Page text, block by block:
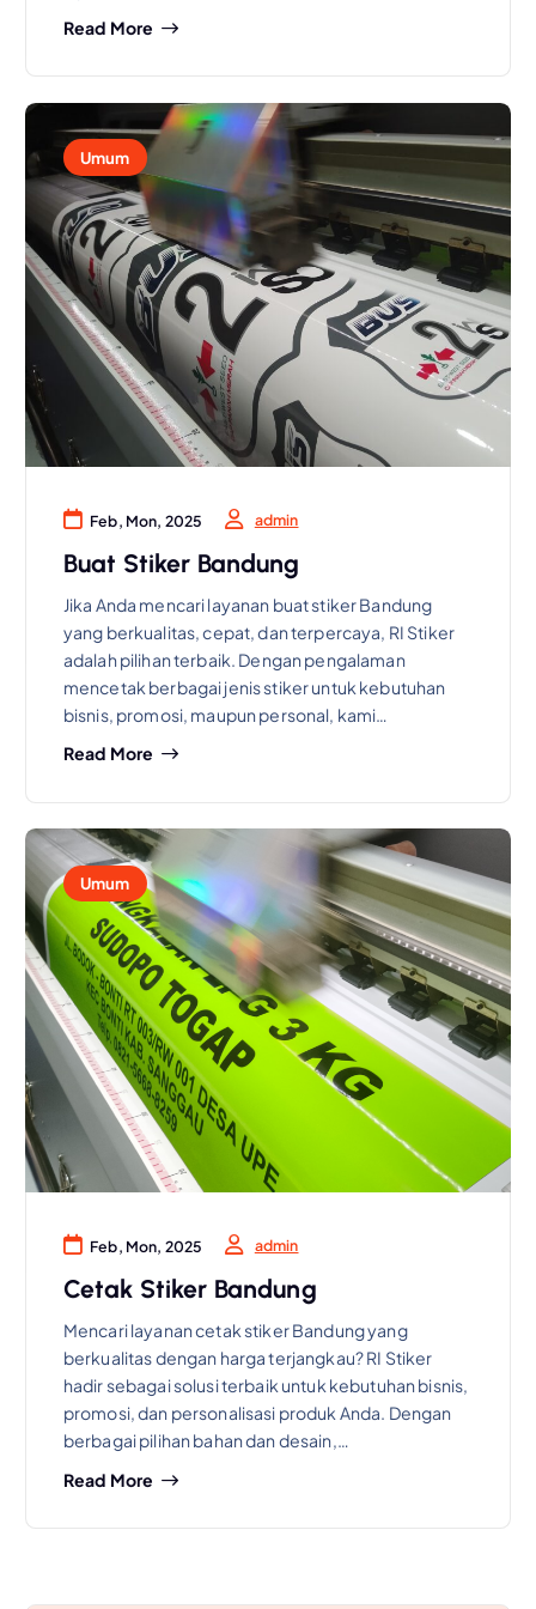
Read More
Umum
Feb, Mon, 2025 admin
Buat Stiker Bandung
Jika Anda mencari layanan buat stiker Bandung
yang berkualitas, cepat, dan terpercaya, RI Stiker
adalah pilihan terbaik. Dengan pengalaman
mencetak berbagai jenis stiker untuk kebutuhan
bisnis, promosi, maupun personal, kami…
Read More
Umum
Feb, Mon, 2025 admin
Cetak Stiker Bandung
Mencari layanan cetak stiker Bandung yang
berkualitas dengan harga terjangkau? RI Stiker
hadir sebagai solusi terbaik untuk kebutuhan bisnis,
promosi, dan personalisasi produk Anda. Dengan
berbagai pilihan bahan dan desain,…
Read More